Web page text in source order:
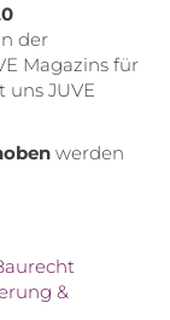
der
Magazins für
JUVE
werden
&